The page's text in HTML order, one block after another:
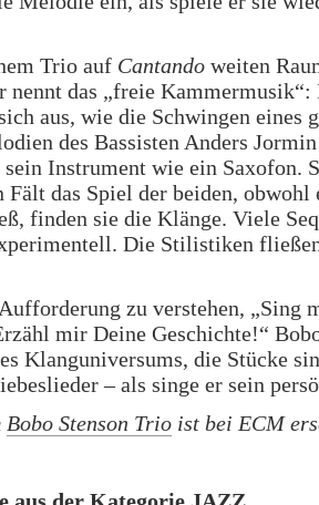
Trio auf Cantando weiten
das „freie Kammermusik“:
aus, wie die Schwingen eines
des Bassisten Anders
Instrument wie ein Saxofon.
Fält das Spiel der beiden, obwohl
finden sie die Klänge. Viele
Die Stilistiken
zu verstehen, „Sing
mir Deine Geschichte!“
Klanguniversums, die Stücke
– als singe er sein
Bobo Stenson Trio ist bei ECM